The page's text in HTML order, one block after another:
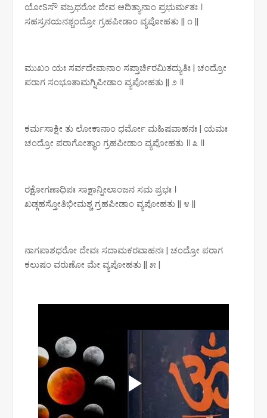
ಯೋSಸೌ ವಜ್ರಧರೋ ದೇವ ಆದಿತ್ಯಾನಾಂ ಪ್ರಭುರ್ಮತಃ ।
ಸಹಸ್ರನಯನಶ್ಚಂದ್ರೋ ಗ್ರಹಪೀಡಾಂ ವ್ಯಪೋಹತು || ೧ ||
ಮುಖಂ ಯಃ ಸರ್ವದೇವಾನಾಂ ಸಪ್ತಾರ್ಚಿರಮಿತದ್ಯುತಿಃ | ಚಂದ್ರೋ
ಪರಾಗ ಸಂಭೂತಾಮಗ್ನಿಪೀಡಾಂ ವ್ಯಪೋಹತು || ೨ ॥
ಕರ್ಮಸಾಕ್ಷೀ ತು ಲೋಕಾನಾಂ ಧರ್ಮೋ ಮಹಿಷವಾಹನಃ | ಯಮಃ
ಚಂದ್ರೋ ಪರಾಗೋತ್ಥಾಂ ಗ್ರಹಪೀಡಾಂ ವ್ಯಪೋಹತು ॥ ೩ ॥
ರಕ್ಷೋಗಣಾಧಿಪಃ ಸಾಕ್ಷಾನ್ನೀಲಾಂಜನ ಸಮ ಪ್ರಭಃ ।
ಖಡ್ಗಹಸ್ತೋತಿಭೀಮಶ್ಚ ಗ್ರಹಪೀಡಾಂ ವ್ಯಪೋಹತು || ೪ ||
ನಾಗಪಾಶಧರೋ ದೇವಃ ಸದಾಮಕರವಾಹನಃ | ಚಂದ್ರೋ ಪರಾಗ
ಕಲುಷಂ ವರುಣೋ ಮೇ ವ್ಯಪೋಹತು || ೫ |